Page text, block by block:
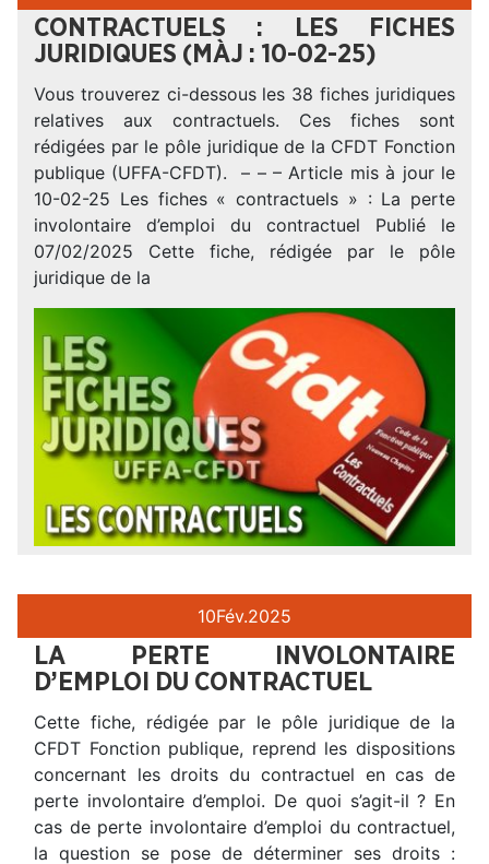
CONTRACTUELS : LES FICHES
JURIDIQUES (MÀJ : 10-02-25)
Vous trouverez ci-dessous les 38 fiches juridiques
relatives aux contractuels. Ces fiches sont
rédigées par le pôle juridique de la CFDT Fonction
publique (UFFA-CFDT). – – – Article mis à jour le
10-02-25 Les fiches « contractuels » : La perte
involontaire d’emploi du contractuel Publié le
07/02/2025 Cette fiche, rédigée par le pôle
juridique de la
10Fév.2025
LA PERTE INVOLONTAIRE
D’EMPLOI DU CONTRACTUEL
Cette fiche, rédigée par le pôle juridique de la
CFDT Fonction publique, reprend les dispositions
concernant les droits du contractuel en cas de
perte involontaire d’emploi. De quoi s’agit-il ? En
cas de perte involontaire d’emploi du contractuel,
la question se pose de déterminer ses droits :